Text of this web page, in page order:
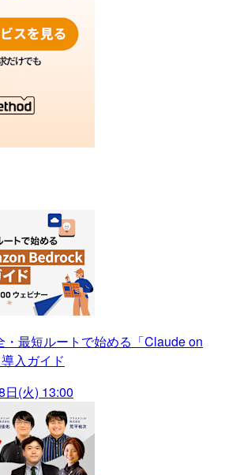
・最短ルートで始める「Claude on
入ガイド
(火) 13:00